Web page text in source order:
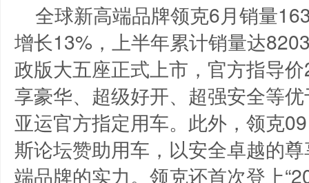
全球新高端品牌领克6月销量
增长13%，上半年累计销量达
政版大五座正式上市，官方指导
享豪华、超级好开、超强安全等
亚运官方指定用车。此外，领克
斯论坛赞助用车，以安全卓越的
端品牌的实力。领克还首次登上